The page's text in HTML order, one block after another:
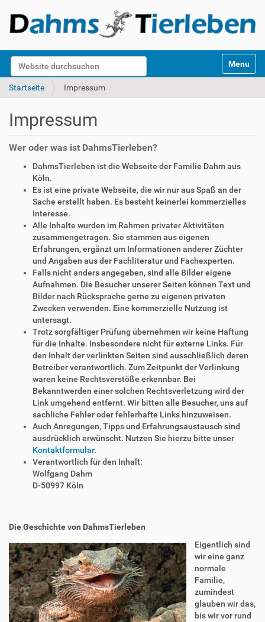
Website durchsuchen
k
Toggle
Startseite Impressum
Impressum
Wer oder was ist DahmsTierleben?
DahmsTierleben ist die Webseite der Familie Dahm aus
Köln.
Es ist eine private Webseite, die wir nur aus Spaß an der
Sache erstellt haben. Es besteht keinerlei kommerzielles
Interesse.
Alle Inhalte wurden im Rahmen privater Aktivitäten
zusammengetragen. Sie stammen aus eigenen
Erfahrungen, ergänzt um Informationen anderer Züchter
und Angaben aus der Fachliteratur und Fachexperten.
Falls nicht anders angegeben, sind alle Bilder eigene
Aufnahmen. Die Besucher unserer Seiten können Text und
Bilder nach Rücksprache gerne zu eigenen privaten
Zwecken verwenden. Eine kommerzielle Nutzung ist
untersagt.
Trotz sorgfältiger Prüfung übernehmen wir keine Haftung
für die Inhalte. Insbesondere nicht für externe Links. Für
den Inhalt der verlinkten Seiten sind ausschließlich deren
Betreiber verantwortlich. Zum Zeitpunkt der Verlinkung
waren keine Rechtsverstöße erkennbar. Bei
Bekanntwerden einer solchen Rechtsverletzung wird der
Link umgehend entfernt. Wir bitten alle Besucher, uns auf
sachliche Fehler oder fehlerhafte Links hinzuweisen.
Auch Anregungen, Tipps und Erfahrungsaustausch sind
ausdrücklich erwünscht. Nutzen Sie hierzu bitte unser
Kontaktformular.
Verantwortlich für den Inhalt:
Wolfgang Dahm
D-50997 Köln
Die Geschichte von DahmsTierleben
Eigentlich sind
wir eine ganz
normale
Familie,
zumindest
glauben wir das,
bis wir vor rund